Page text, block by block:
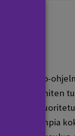
tutkinto-
useimmiten
Laajempia